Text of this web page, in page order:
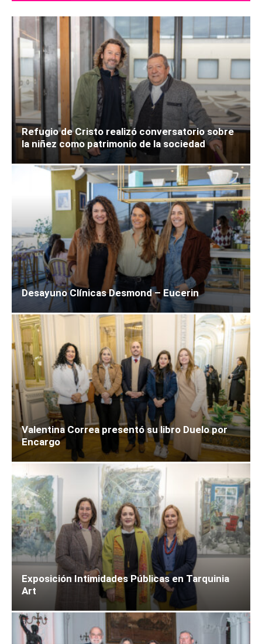
Refugio de Cristo realizó conversatorio sobre
la niñez como patrimonio de la sociedad
Desayuno Clínicas Desmond – Eucerin
Valentina Correa presentó su libro Duelo por
Encargo
Exposición Intimidades Públicas en Tarquinia
Art